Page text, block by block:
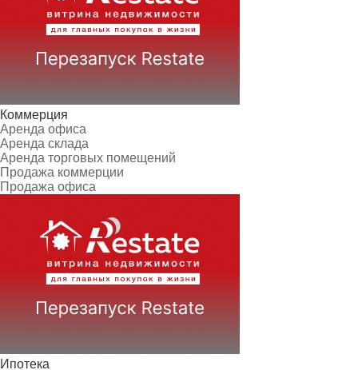
Коммерция
Аренда офиса
Аренда склада
Аренда торговых помещений
Продажа коммерции
Продажа офиса
Ипотека